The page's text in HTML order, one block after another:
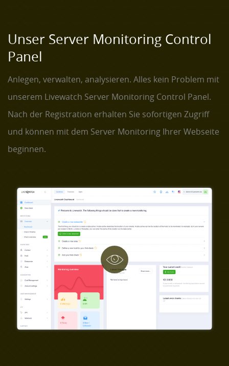
Unser Server Monitoring Control
Panel
Anlegen, verwalten, analysieren. Alles kein Problem mit
unserem Livewatch Server Monitoring Control Panel.
Nach der Registration erhalten Sie sofortigen Zugriff
und können mit dem Server Monitoring Ihrer Webseite
beginnen.